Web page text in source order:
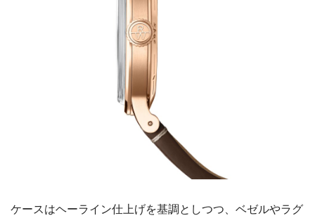
ケースはヘーライン仕上げを基調としつつ、ベゼルやラグ